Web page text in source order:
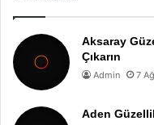
Aksaray
Çıkarın
Admin 7
Aden